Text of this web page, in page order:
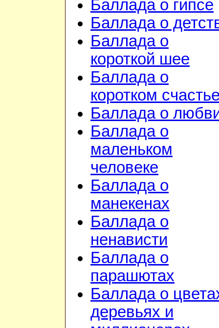
Баллада о гипсе
Баллада о
Баллада о
короткой шее
Баллада о
коротком
Баллада о
Баллада о
маленьком
человеке
Баллада о
манекенах
Баллада о
ненависти
Баллада о
парашютах
Баллада о
деревьях и